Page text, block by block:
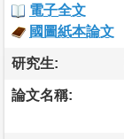
電子全文
國圖紙本論文
研究生:
論文名稱: